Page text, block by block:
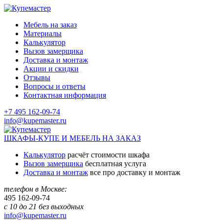
Мебель на заказ
Материалы
Калькулятор
Вызов замерщика
Доставка и монтаж
Акции и скидки
Отзывы
Вопросы и ответы
Контактная информация
+7 495 162-09-74
info@kupemaster.ru
ШКАФЫ-КУПЕ И МЕБЕЛЬ НА ЗАКАЗ
Калькулятор расчёт стоимости шкафа
Вызов замерщика бесплатная услуга
Доставка и монтаж все про доставку и монтаж
телефон в Москве:
495 162-09-74
с 10 до 21 без выходных
info@kupemaster.ru